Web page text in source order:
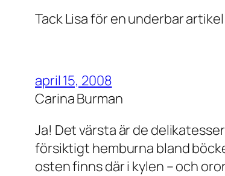
Tack Lisa för en underbar
april 15, 2008
Carina Burman
Ja! Det värsta är de
försiktigt hemburna bland
osten finns där i kylen – och